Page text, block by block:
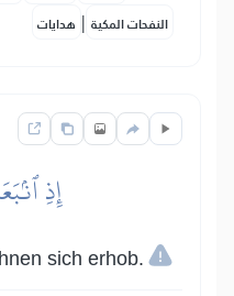
النفحات المكية | هدايات
إِذِ
sich erhob.